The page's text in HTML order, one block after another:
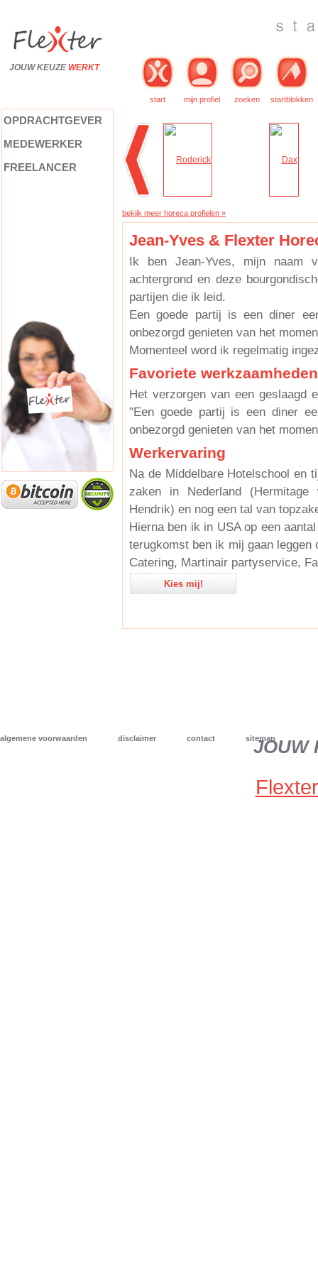
JOUW KEUZE WERKT
start mijn profiel zoeken startblokken
OPDRACHTGEVER
MEDEWERKER
FREELANCER
bekijk meer horeca profielen »
Jean-Yves & Flexter
Ik ben Jean-Yves, mijn naam
achtergrond en deze
partijen die ik leid.
Een goede partij is een diner
onbezorgd genieten van het
Momenteel word ik regelmatig
Favoriete werkzaamheden
Het verzorgen van een geslaagd
"Een goede partij is een diner
onbezorgd genieten van het
Werkervaring
Na de Middelbare Hotelschool en
zaken in Nederland
Hendrik) en nog een tal van
Hierna ben ik in USA op een
terugkomst ben ik mij gaan leggen
Catering, Martinair partyservice,
Kies mij!
algemene voorwaarden disclaimer contact sitemap
JOUW